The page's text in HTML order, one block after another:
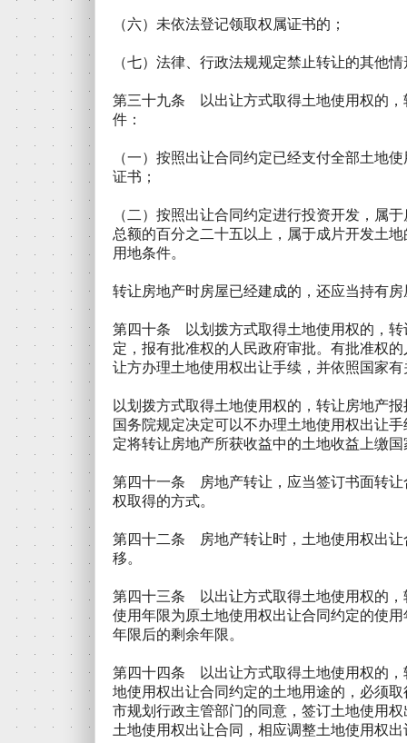
（六）未依法登记领取权属证书的；
（七）法律、行政法规规定禁止转让的其他情
第三十九条 以出让方式取得土地使用权的，
件：
（一）按照出让合同约定已经支付全部土地
证书；
（二）按照出让合同约定进行投资开发，属
总额的百分之二十五以上，属于成片开发土
用地条件。
转让房地产时房屋已经建成的，还应当持有
第四十条 以划拨方式取得土地使用权的，转
定，报有批准权的人民政府审批。有批准权
让方办理土地使用权出让手续，并依照国家
以划拨方式取得土地使用权的，转让房地产
国务院规定决定可以不办理土地使用权出让
定将转让房地产所获收益中的土地收益上缴
第四十一条 房地产转让，应当签订书面转让
权取得的方式。
第四十二条 房地产转让时，土地使用权出让
移。
第四十三条 以出让方式取得土地使用权的，
使用年限为原土地使用权出让合同约定的使
年限后的剩余年限。
第四十四条 以出让方式取得土地使用权的，
地使用权出让合同约定的土地用途的，必须
市规划行政主管部门的同意，签订土地使用
土地使用权出让合同，相应调整土地使用权出